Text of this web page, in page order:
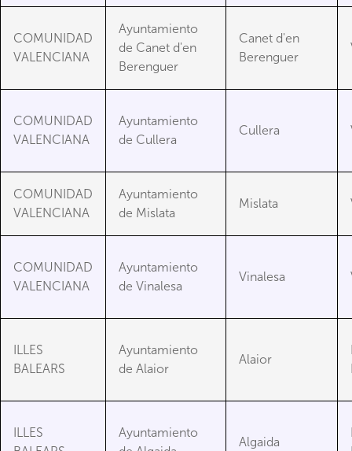
COMUNIDAD
VALENCIANA
Ayuntamiento
de Canet d'en
Berenguer
Canet d'en
Berenguer
COMUNIDAD
VALENCIANA
Ayuntamiento
de Cullera
Cullera
COMUNIDAD
VALENCIANA
Ayuntamiento
de Mislata
Mislata
COMUNIDAD
VALENCIANA
Ayuntamiento
de Vinalesa
Vinalesa
ILLES
BALEARS
Ayuntamiento
de Alaior
Alaior
ILLES
Ayuntamiento
Algaida